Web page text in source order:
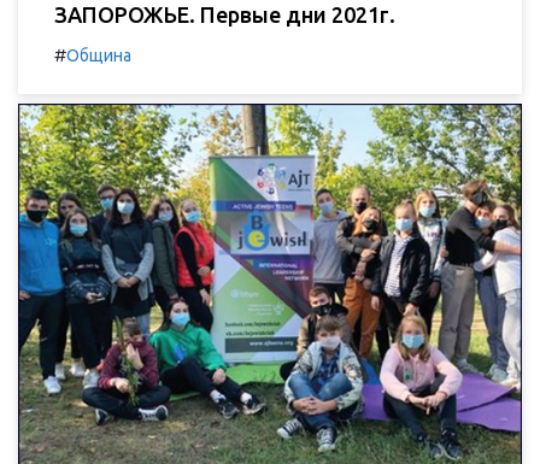
ЗАПОРОЖЬЕ. Первые дни 2021г.
#Община